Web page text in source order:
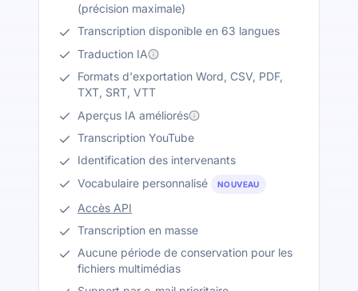
(précision maximale)
Transcription disponible en 63 langues
Traduction IA
Formats d'exportation Word, CSV, PDF,
TXT, SRT, VTT
Aperçus IA améliorés
Transcription YouTube
Identification des intervenants
Vocabulaire personnalisé
NOUVEAU
Accès API
Transcription en masse
Aucune période de conservation pour les
fichiers multimédias